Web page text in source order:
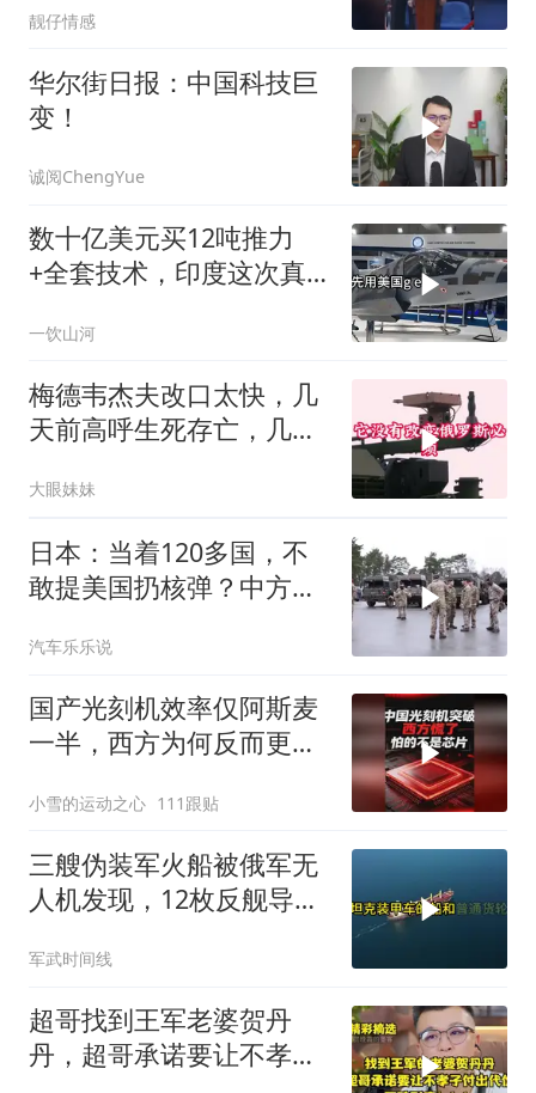
碎俄国
靓仔情感
华尔街日报：中国科技巨
变！
诚阅ChengYue
数十亿美元买12吨推力
+全套技术，印度这次真
一饮山河
梅德韦杰夫改口太快，几
天前高呼生死存亡，几天
大眼妹妹
日本：当着120多国，不
敢提美国扔核弹？中方：
汽车乐乐说
国产光刻机效率仅阿斯麦
一半，西方为何反而更
小雪的运动之心 111跟贴
三艘伪装军火船被俄军无
人机发现，12枚反舰导弹
遭重锤
军武时间线
超哥找到王军老婆贺丹
丹，超哥承诺要让不孝子